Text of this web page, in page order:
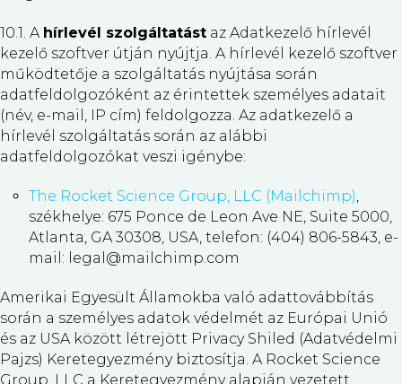
10.1. A hírlevél szolgáltatást az Adatkezelő hírlevél
kezelő szoftver útján nyújtja. A hírlevél kezelő szoftver
működtetője a szolgáltatás nyújtása során
adatfeldolgozóként az érintettek személyes adatait
(név, e-mail, IP cím) feldolgozza. Az adatkezelő a
hírlevél szolgáltatás során az alábbi
adatfeldolgozókat veszi igénybe:
The Rocket Science Group, LLC (Mailchimp)
székhelye: 675 Ponce de Leon Ave NE, Suite 5000,
Atlanta, GA 30308, USA, telefon: (404) 806-5843, e-
mail: legal@mailchimp.com
Amerikai Egyesült Államokba való adattovábbítás
során a személyes adatok védelmét az Európai Unió
és az USA között létrejött Privacy Shiled (Adatvédelmi
Pajzs) Keretegyezmény biztosítja. A Rocket Science
Group, LLC a Keretegyezmény alapján vezetett